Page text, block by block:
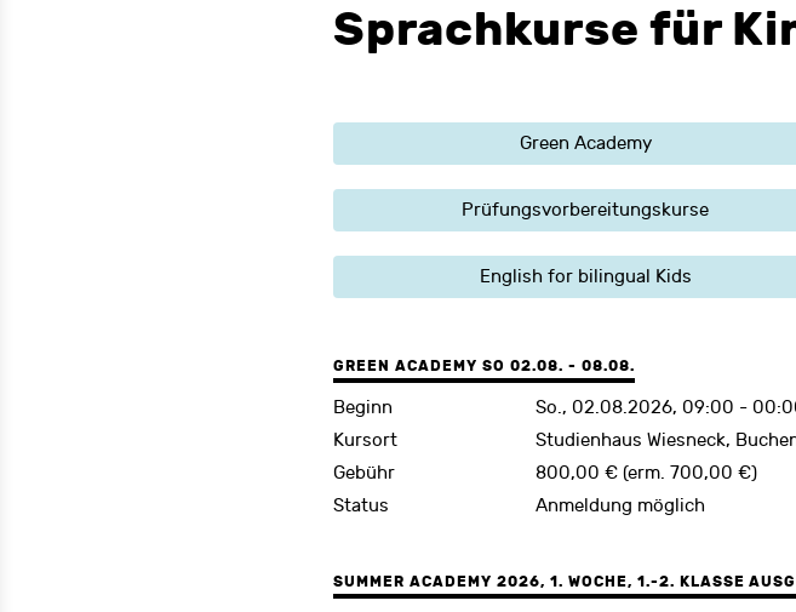
Sprachkurse für
Green Academy
Prüfungsvorbereitungskurse
English for bilingual Kids
GREEN ACADEMY SO 02.08. - 08.08.
Beginn
So., 02.08.2026, 09:00 -
Kursort
Studienhaus Wiesneck,
Gebühr
800,00 € (erm. 700,00 €)
Status
Anmeldung möglich
SUMMER ACADEMY 2026, 1. WOCHE, 1.-2. KLASSE